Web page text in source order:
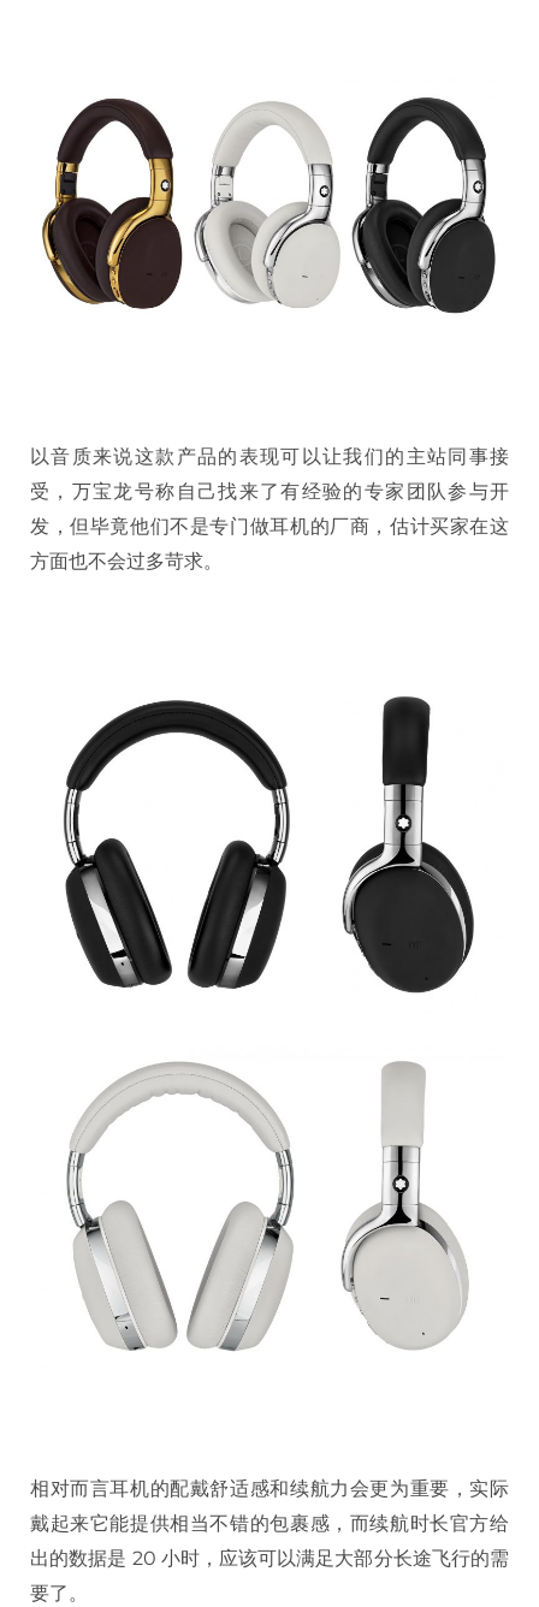
以音质来说这款产品的表现可以让我们的主站同事接
受，万宝龙号称自己找来了有经验的专家团队参与开
发，但毕竟他们不是专门做耳机的厂商，估计买家在这
方面也不会过多苛求。
相对而言耳机的配戴舒适感和续航力会更为重要，实际
戴起来它能提供相当不错的包裹感，而续航时长官方给
出的数据是 20 小时，应该可以满足大部分长途飞行的需
要了。